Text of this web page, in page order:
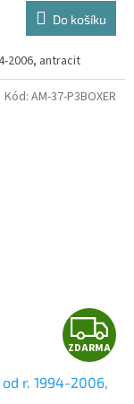
Do košíku
2006, antracit
Z
D
ZDARMA
r. 1994-2006,
Kód: AM-37-P3BOXER